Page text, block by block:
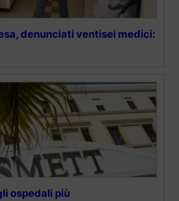
denunciati ventisei medici:
ospedali più